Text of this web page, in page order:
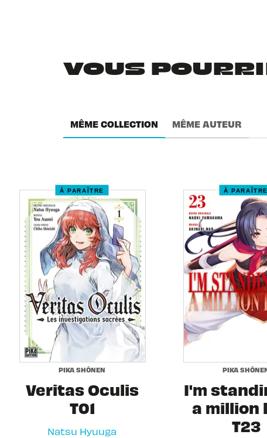
VOUS
MÊME COLLECTION MÊME AUTEUR
À PARAÎTRE
PIKA SHÔNEN
Veritas Oculis
T01
Natsu Hyuuga
À PARAÎTRE
PIKA
I'm
a million
T23